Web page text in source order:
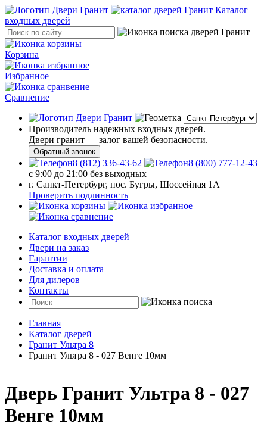
Каталог
входных дверей
Корзина
Избранное
Сравнение
Производитель надежных входных дверей.
Двери гранит — залог вашей безопасности.
Обратный звонок
8 (812) 336-43-62
8 (800) 777-12-43
с 9:00 до 21:00 без выходных
г. Санкт-Петербург, пос. Бугры, Шоссейная 1А
Проверить подлинность
Каталог входных дверей
Двери на заказ
Гарантии
Доставка и оплата
Для дилеров
Контакты
Главная
Каталог дверей
Гранит Ультра 8
Гранит Ультра 8 - 027 Венге 10мм
Дверь Гранит Ультра 8 - 027
Венге 10мм